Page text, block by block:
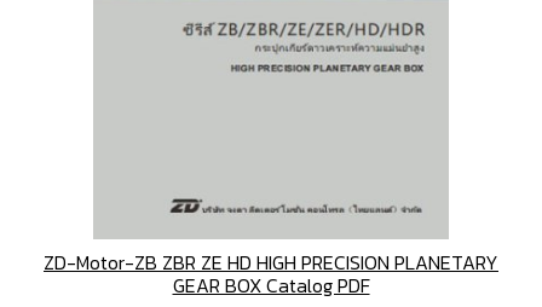
ZD-Motor-ZB ZBR ZE HD HIGH PRECISION PLANETARY
GEAR BOX Catalog PDF